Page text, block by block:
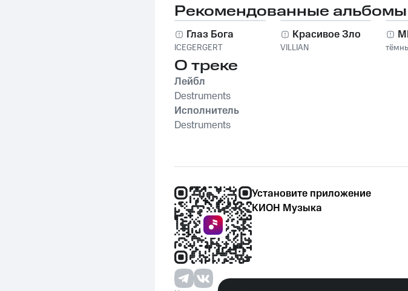
Рекомендованные альбомы
Глаз Бога
ICEGERGERT
Красивое Зло
VILLIAN
О треке
Лейбл
Destruments
Исполнитель
Destruments
Установите приложение
КИОН Музыка